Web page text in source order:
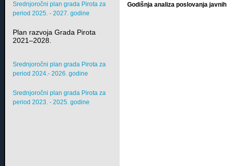
Godišnja analiza poslovanja
Srednjoročni plan grada Pirota za
period 2025. - 2027. godine
Plan razvoja Grada Pirota
2021–2028.
Srednjoročni plan grada Pirota za
period 2024.- 2026. godine
Srednjoročni plan grada Pirota za
period 2023. - 2025. godine